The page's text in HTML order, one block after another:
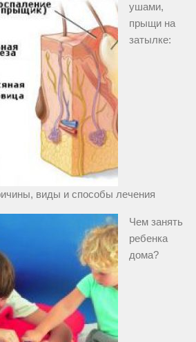
ушами,
прыщи на
затылке:
виды и способы лечения
Чем занять
ребенка
дома?